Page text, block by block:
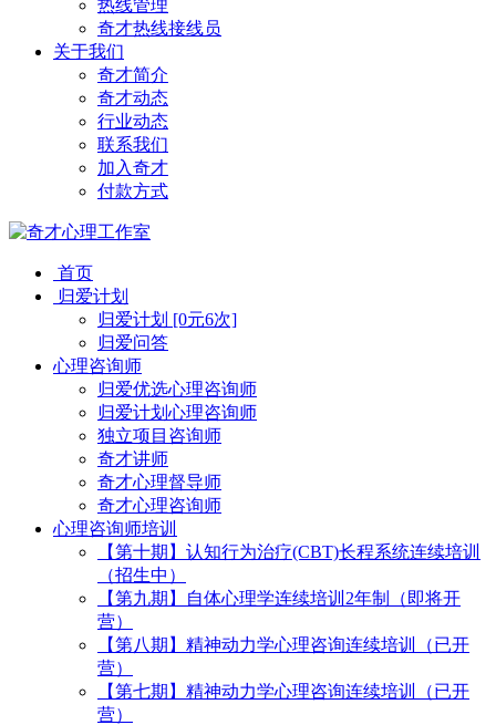
热线管理
奇才热线接线员
关于我们
奇才简介
奇才动态
行业动态
联系我们
加入奇才
付款方式
首页
归爱计划
归爱计划 [0元6次]
归爱问答
心理咨询师
归爱优选心理咨询师
归爱计划心理咨询师
独立项目咨询师
奇才讲师
奇才心理督导师
奇才心理咨询师
心理咨询师培训
【第十期】认知行为治疗(CBT)长程系统连续培训
（招生中）
【第九期】自体心理学连续培训2年制（即将开
营）
【第八期】精神动力学心理咨询连续培训（已开
营）
【第七期】精神动力学心理咨询连续培训（已开
营）